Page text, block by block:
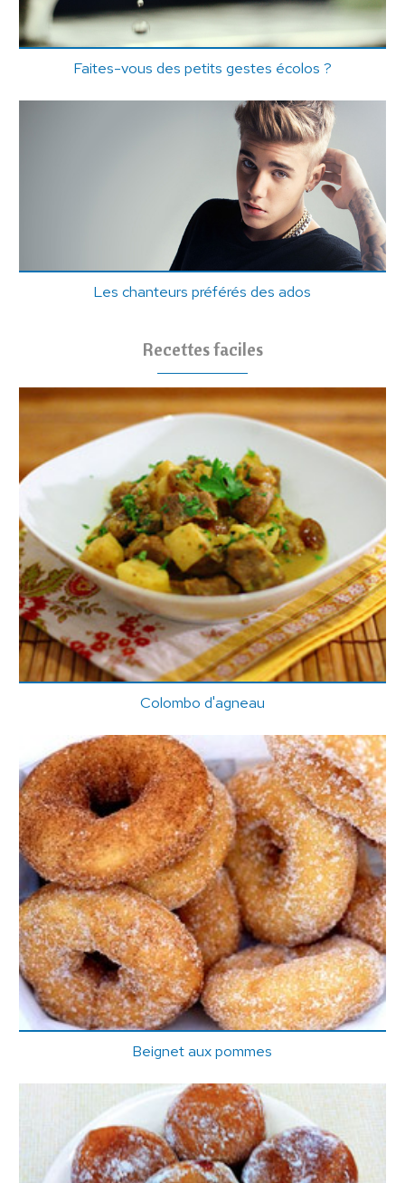
Faites-vous des petits gestes écolos ?
Les chanteurs préférés des ados
Recettes faciles
Colombo d'agneau
Beignet aux pommes